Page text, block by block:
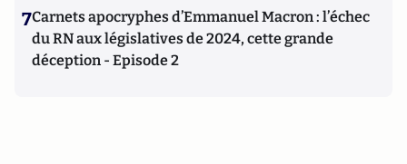
7Carnets apocryphes d’Emmanuel Macron : l’échec
du RN aux législatives de 2024, cette grande
déception - Episode 2